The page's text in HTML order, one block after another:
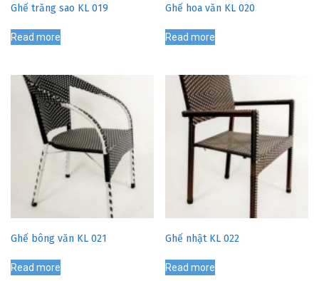
Ghế trăng sao KL 019
Read more
Ghế hoa văn KL 020
Read more
Ghế bông văn KL 021
Read more
Ghế nhật KL 022
Read more